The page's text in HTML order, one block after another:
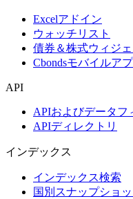
Excelアドイン
ウォッチリスト
債券＆株式ウィジェ
Cbondsモバイルアプ
API
APIおよびデータフ
APIディレクトリ
インデックス
インデックス検索
国別スナップショッ